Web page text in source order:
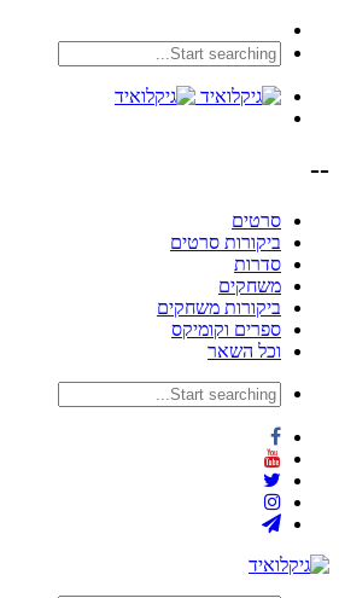
--
סרטים
ביקורות סרטים
סדרות
משחקים
ביקורות משחקים
ספרים וקומיקס
וכל השאר